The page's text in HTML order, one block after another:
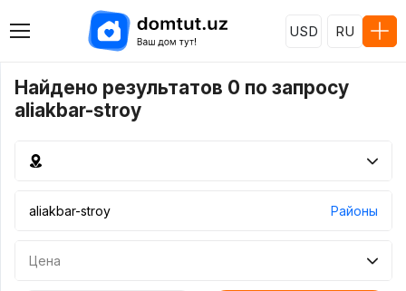
USD RU
Найдено результатов 0 по запросу
aliakbar-stroy
Районы
Цена